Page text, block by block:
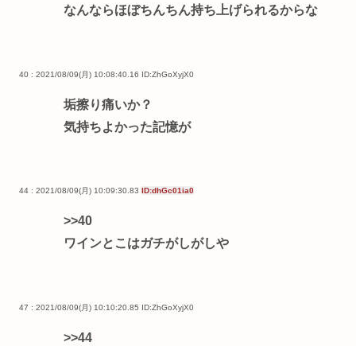
なんならほぼちんちん持ち上げられるからな
40 : 2021/08/09(月) 10:08:40.16 ID:ZhGoXyjX0
垢擦り痛いか？
気持ちよかった記憶が
44 : 2021/08/09(月) 10:09:30.83 ID:dhGc01ia0
>>40
ワインとこはガチがしがしや
47 : 2021/08/09(月) 10:10:20.85 ID:ZhGoXyjX0
>>44